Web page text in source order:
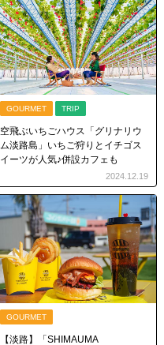
GOURMET TRIP
空飛ぶいちごハウス「グリナリウ
ム淡路島」いちご狩りとイチゴス
イーツが人気♪併設カフェも
2024.12.19
GOURMET
【淡路】「SHIMAUMA